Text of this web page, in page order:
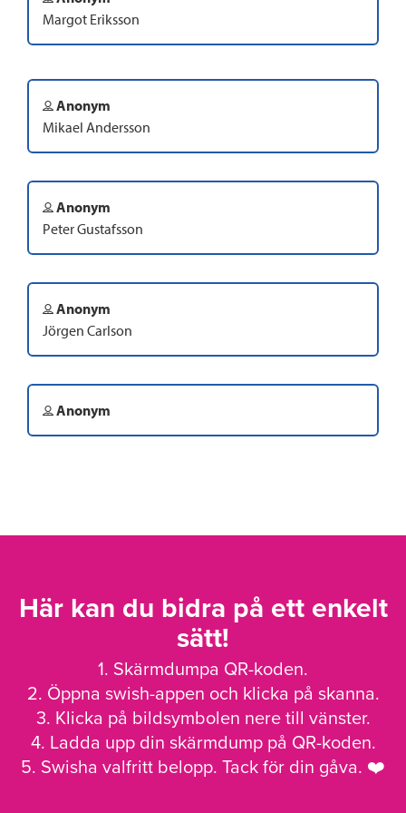
Margot Eriksson
Anonym
Mikael Andersson
Anonym
Peter Gustafsson
Anonym
Jörgen Carlson
Anonym
Här kan du bidra på ett enkelt
sätt!
1. Skärmdumpa QR-koden.
2. Öppna swish-appen och klicka på skanna.
3. Klicka på bildsymbolen nere till vänster.
4. Ladda upp din skärmdump på QR-koden.
5. Swisha valfritt belopp. Tack för din gåva. ❤️